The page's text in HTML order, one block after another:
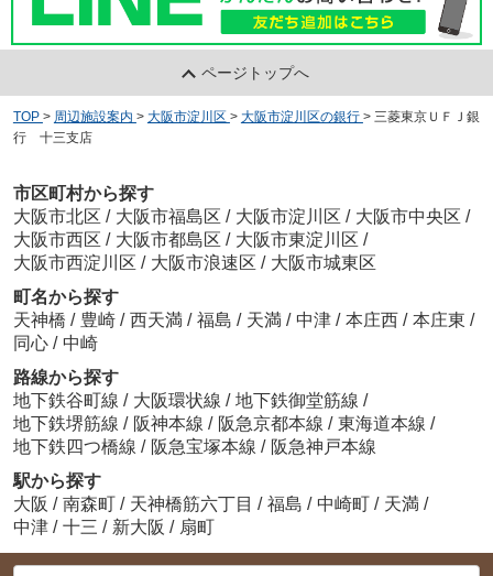
ページトップへ
TOP > 周辺施設案内 > 大阪市淀川区 > 大阪市淀川区の銀行 > 三菱東京ＵＦＪ銀
行 十三支店
市区町村から探す
大阪市北区 / 大阪市福島区 / 大阪市淀川区 / 大阪市中央区 /
大阪市西区 / 大阪市都島区 / 大阪市東淀川区 /
大阪市西淀川区 / 大阪市浪速区 / 大阪市城東区
町名から探す
天神橋 / 豊崎 / 西天満 / 福島 / 天満 / 中津 / 本庄西 / 本庄東 /
同心 / 中崎
路線から探す
地下鉄谷町線 / 大阪環状線 / 地下鉄御堂筋線 /
地下鉄堺筋線 / 阪神本線 / 阪急京都本線 / 東海道本線 /
地下鉄四つ橋線 / 阪急宝塚本線 / 阪急神戸本線
駅から探す
大阪 / 南森町 / 天神橋筋六丁目 / 福島 / 中崎町 / 天満 /
中津 / 十三 / 新大阪 / 扇町